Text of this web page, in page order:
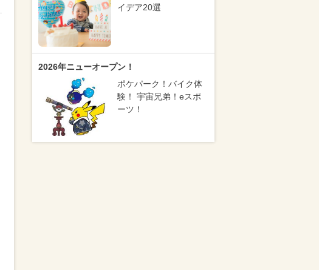
イデア20選
2026年ニューオープン！
ポケパーク！バイク体
験！ 宇宙兄弟！eスポ
ーツ！